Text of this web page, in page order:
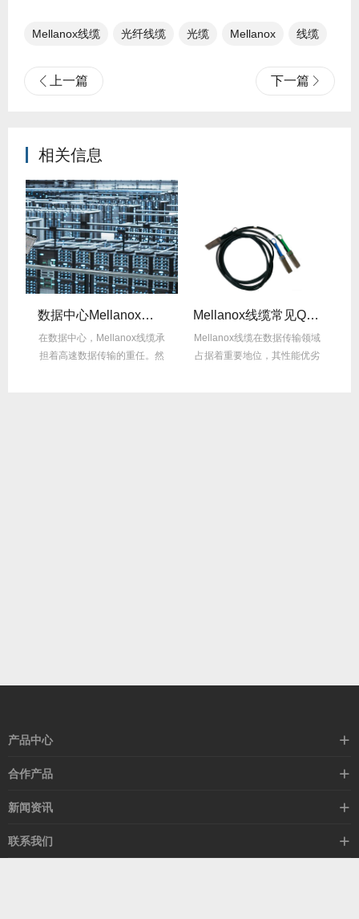
Mellanox线缆 光纤线缆​ 光缆 Mellanox 线缆
上一篇 下一篇
相关信息
数据中心Mellanox线缆散热解决方案
在数据中心，Mellanox线缆承
担着高速数据传输的重任。然
Mellanox线缆常见Q&A：用户最关心的10问
Mellanox线缆在数据传输领域
占据着重要地位，其性能优劣
产品中心
高速线缆
以太网交换机
合作产品
希捷硬盘
新闻资讯
行业动态
技术视角
联系我们